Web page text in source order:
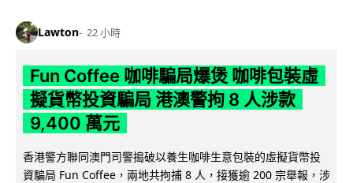
Lawton 22 小時
Fun Coffee 咖啡騙局爆煲 咖啡包裝虛
擬貨幣投資騙局 港澳警拘 8 人涉款
9,400 萬元
香港警方聯同澳門司警搗破以養生咖啡生意包裝的虛擬貨幣投
資騙局 Fun Coffee，兩地共拘捕 8 人，接獲逾 200 宗舉報，涉